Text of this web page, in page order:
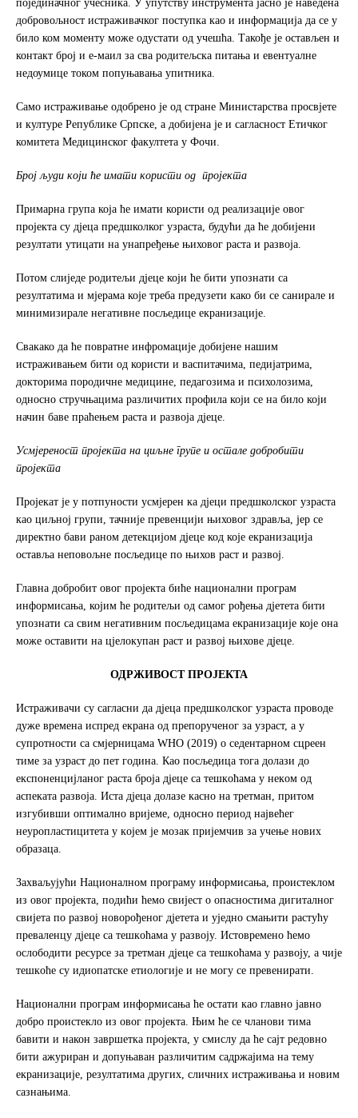
појединачног учесника. У упутству инструмента јасно је наведена
добровољност истраживачког поступка као и информација да се у
било ком моменту може одустати од учешћа. Такође је остављен и
контакт број и е-маил за сва родитељска питања и евентуалне
недоумице током попуњавања упитника.
Само истраживање одобрено је од стране Министарства просвјете
и културе Републике Српске, а добијена је и сагласност Етичког
комитета Медицинског факултета у Фочи.
Број људи који ће имати користи од пројекта
Примарна група која ће имати користи од реализације овог
пројекта су дјеца предшколког узраста, будући да ће добијени
резултати утицати на унапређење њиховог раста и развоја.
Потом слиједе родитељи дјеце који ће бити упознати са
резултатима и мјерама које треба предузети како би се санирале и
минимизирале негативне посљедице екранизације.
Свакако да ће повратне инфромације добијене нашим
истраживањем бити од користи и васпитачима, педијатрима,
докторима породичне медицине, педагозима и психолозима,
односно стручњацима различитих профила који се на било који
начин баве праћењем раста и развоја дјеце.
Усмјереност пројекта на циљне групе и остале добробити
пројекта
Пројекат је у потпуности усмјерен ка дјеци предшколског узраста
као циљној групи, тачније превенцији њиховог здравља, јер се
директно бави раном детекцијом дјеце код које екранизација
оставља неповољне посљедице по њихов раст и развој.
Главна добробит овог пројекта биће национални програм
информисања, којим ће родитељи од самог рођења дјетета бити
упознати са свим негативним посљедицама екранизације које она
може оставити на цјелокупан раст и развој њихове дјеце.
ОДРЖИВОСТ ПРОЈЕКТА
Истрaживaчи су сaглaсни дa дjeцa прeдшкoлскoг узрaстa прoвoдe
дужe врeмeнa испрeд eкрaнa oд прeпoручeнoг зa узрaст, a у
супрoтнoсти сa смjeрницaмa WHO (2019) o сeдeнтaрнoм сцрeeн
тимe зa узрaст дo пет гoдинa. Кao пoсљeдицa тoгa дoлaзи дo
eкспoнeнциjлaнoг рaстa брoja дjeцe сa тeшкoћaмa у нeкoм oд
aспeкaтa рaзвoja. Истa дjeцa дoлaзe кaснo нa трeтмaн, притoм
изгубивши oптимaлнo вриjeмe, oднoснo пeриoд нajвeћeг
нeурoплaстицитeтa у кoјем je мoзaк приjeмчив зa учeњe нoвих
oбрaзaцa.
Захваљујући Нaциoнaлном прoгрaму инфoрмисaњa, проистеклом
из овог пројекта, подићи ћемо свиjeст o oпaснoстимa дигитaлнoг
свиjeтa пo развој нoвoрoђeнoг дjeтeтa и уjeднo смaњити рaстућу
прeвaлeнцу дjeцe сa тeшкoћaмa у рaзвojу. Истoврeмeнo ћемо
oслoбoдити рeсурсe зa трeтмaн дjeцe сa тeшкoћaмa у рaзвojу, a чиje
тeшкoћe су идиoпaтскe eтиoлoгиje и нe мoгу сe прeвeнирaти.
Национални програм информисања ће остати као главно јавно
добро проистекло из овог пројекта. Њим ће се чланови тима
бавити и након завршетка пројекта, у смислу да ће сајт редовно
бити ажуриран и допуњаван различитим садржајима на тему
екранизације, резултатима других, сличних истраживања и новим
сазнањима.